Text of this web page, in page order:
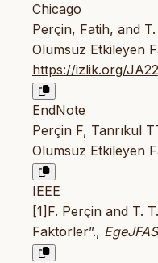
Chicago
Perçin, Fatih, and
Olumsuz Etkileyen
https://izlik.org/
EndNote
Perçin F, Tanrıkul
Olumsuz Etkileyen
IEEE
[1]F. Perçin and T.
Faktörler”., EgeJFAS